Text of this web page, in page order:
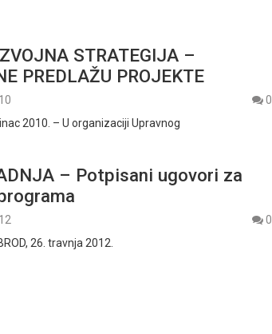
STRATEGIJA –
PREDLAŽU PROJEKTE
0
2010. – U organizaciji Upravnog
– Potpisani ugovori za
0
26. travnja 2012.